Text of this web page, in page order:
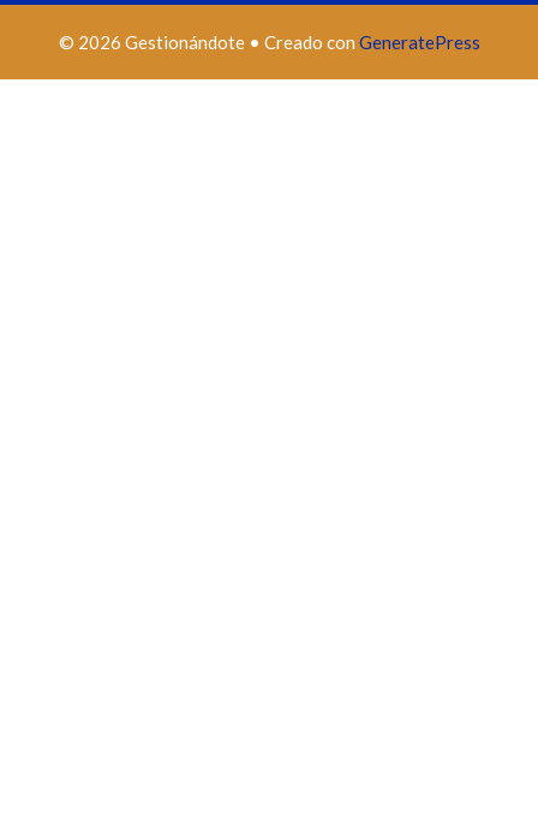
© 2026 Gestionándote• Creado con GeneratePress